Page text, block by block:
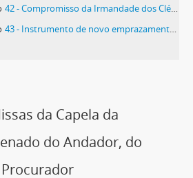
42 - Compromisso da Irmandade dos Clérigos sob o título da Santíssima Trindade
43 - Instrumento de novo emprazamento e aforamento
da Capela da
do Andador, do